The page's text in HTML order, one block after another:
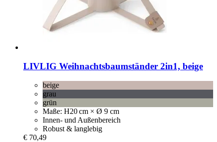
LIVLIG Weihnachtsbaumständer 2in1, beige
beige
grau
grün
Maße: H20 cm × Ø 9 cm
Innen- und Außenbereich
Robust & langlebig
€ 70,49